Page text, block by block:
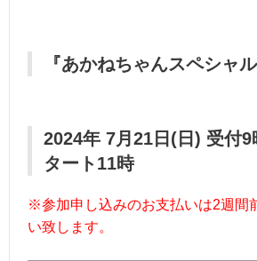
『あかねちゃんスペシャ
2024年 7月21日(日) 受付9
タート11時
※参加申し込みのお支払いは2週間
い致します。